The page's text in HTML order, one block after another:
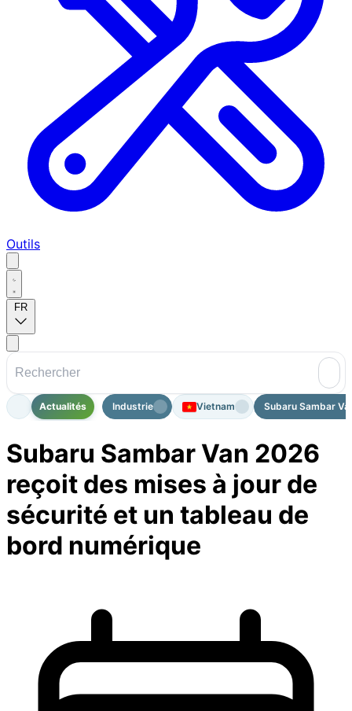
Outils
FR
Actualités Industrie Vietnam Subaru Sambar
Subaru Sambar Van 2026
reçoit des mises à jour de
sécurité et un tableau de
bord numérique